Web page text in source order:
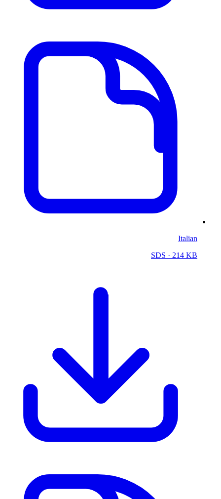
Italian
SDS · 214 KB